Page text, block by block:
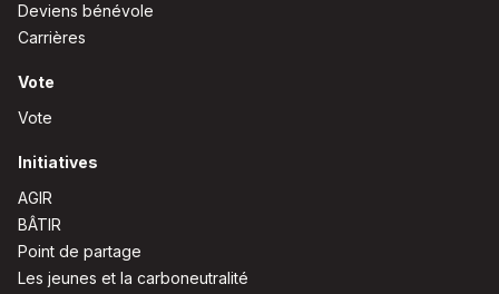
Deviens bénévole
Carrières
Vote
Vote
Initiatives
AGIR
BÂTIR
Point de partage
Les jeunes et la carboneutralité